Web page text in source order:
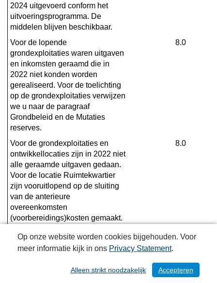
2024 uitgevoerd conform het
uitvoeringsprogramma. De
middelen blijven beschikbaar.
Voor de lopende
grondexploitaties waren uitgaven
en inkomsten geraamd die in
2022 niet konden worden
gerealiseerd. Voor de toelichting
op de grondexploitaties verwijzen
we u naar de paragraaf
Grondbeleid en de Mutaties
reserves.
8.0
Voor de grondexploitaties en
ontwikkellocaties zijn in 2022 niet
alle geraamde uitgaven gedaan.
Voor de locatie Ruimtekwartier
zijn vooruitlopend op de sluiting
van de anterieure
overeenkomsten
(voorbereidings)kosten gemaakt.
jaarstukken 2022 stellen wij u
voor om deze kosten in 2022, via
van de Algemene reserve te laten
8.0
/ 301
Op onze website worden cookies bijgehouden. Voor
meer informatie kijk in ons Privacy Statement.
Accepteren
Alleen strikt noodzakelijk